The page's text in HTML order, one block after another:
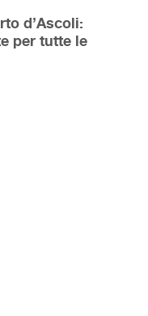
d’Ascoli:
per tutte le